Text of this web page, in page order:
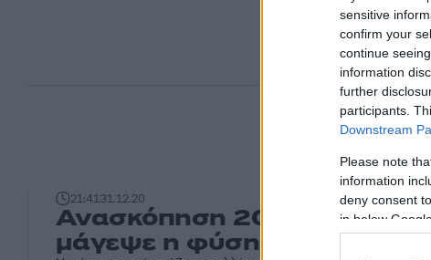
sensitive
confirm your
continue
information
further
participants.
Downstream
Please note
information
deny consent
in below
21:4131.12.20
Ανασκόπηση 2020: Έτσι μας
μάγεψε η φύση (video)